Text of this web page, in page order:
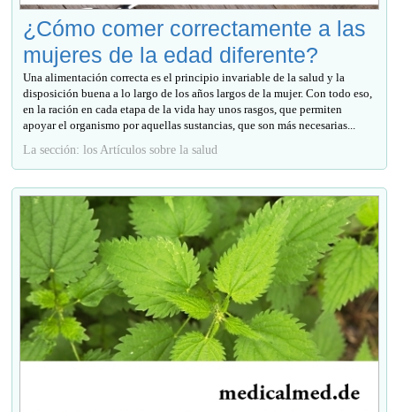
¿Cómo comer correctamente a las
mujeres de la edad diferente?
Una alimentación correcta es el principio invariable de la salud y la
disposición buena a lo largo de los años largos de la mujer. Con todo eso,
en la ración en cada etapa de la vida hay unos rasgos, que permiten
apoyar el organismo por aquellas sustancias, que son más necesarias...
La sección: los Artículos sobre la salud